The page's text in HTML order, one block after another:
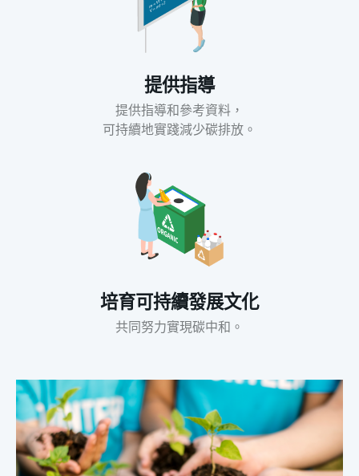
提供指導
提供指導和參考資料，
可持續地實踐減少碳排放。
培育可持續發展文化
共同努力實現碳中和。